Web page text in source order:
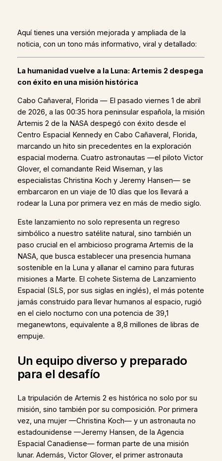
Aquí tienes una versión mejorada y ampliada de la
noticia, con un tono más informativo, viral y detallado:
La humanidad vuelve a la Luna: Artemis 2 despega
con éxito en una misión histórica
Cabo Cañaveral, Florida — El pasado viernes 1 de abril
de 2026, a las 00:35 hora peninsular española, la misión
Artemis 2 de la NASA despegó con éxito desde el
Centro Espacial Kennedy en Cabo Cañaveral, Florida,
marcando un hito sin precedentes en la exploración
espacial moderna. Cuatro astronautas —el piloto Victor
Glover, el comandante Reid Wiseman, y las
especialistas Christina Koch y Jeremy Hansen— se
embarcaron en un viaje de 10 días que los llevará a
rodear la Luna por primera vez en más de medio siglo.
Este lanzamiento no solo representa un regreso
simbólico a nuestro satélite natural, sino también un
paso crucial en el ambicioso programa Artemis de la
NASA, que busca establecer una presencia humana
sostenible en la Luna y allanar el camino para futuras
misiones a Marte. El cohete Sistema de Lanzamiento
Espacial (SLS, por sus siglas en inglés), el más potente
jamás construido para llevar humanos al espacio, rugió
en el cielo nocturno con una potencia de 39,1
meganewtons, equivalente a 8,8 millones de libras de
empuje.
Un equipo diverso y preparado
para el desafío
La tripulación de Artemis 2 es histórica no solo por su
misión, sino también por su composición. Por primera
vez, una mujer —Christina Koch— y un astronauta no
estadounidense —Jeremy Hansen, de la Agencia
Espacial Canadiense— forman parte de una misión
lunar. Además, Victor Glover, el primer astronauta